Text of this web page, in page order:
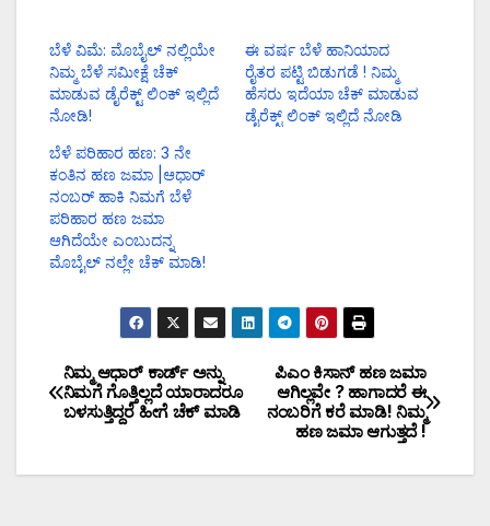
ಬೆಳೆ ವಿಮೆ: ಮೊಬೈಲ್ ನಲ್ಲಿಯೇ
ನಿಮ್ಮ ಬೆಳೆ ಸಮೀಕ್ಷೆ ಚೆಕ್
ಮಾಡುವ ಡೈರೆಕ್ಟ್ ಲಿಂಕ್ ಇಲ್ಲಿದೆ
ನೋಡಿ!
ಈ ವರ್ಷ ಬೆಳೆ ಹಾನಿಯಾದ
ರೈತರ ಪಟ್ಟಿ ಬಿಡುಗಡೆ ! ನಿಮ್ಮ
ಹೆಸರು ಇದೆಯಾ ಚೆಕ್ ಮಾಡುವ
ಡೈರೆಕ್ಟ್ ಲಿಂಕ್ ಇಲ್ಲಿದೆ ನೋಡಿ
ಬೆಳೆ ಪರಿಹಾರ ಹಣ: 3 ನೇ
ಕಂತಿನ ಹಣ ಜಮಾ |ಆಧಾರ್
ನಂಬರ್ ಹಾಕಿ ನಿಮಗೆ ಬೆಳೆ
ಪರಿಹಾರ ಹಣ ಜಮಾ
ಆಗಿದೆಯೇ ಎಂಬುದನ್ನ
ಮೊಬೈಲ್ ನಲ್ಲೇ ಚೆಕ್ ಮಾಡಿ!
ಪಿಎಂ ಕಿಸಾನ್ ಹಣ ಜಮಾ
ಆಗಿಲ್ಲವೇ ? ಹಾಗಾದರೆ ಈ
ನಂಬರಿಗೆ ಕರೆ ಮಾಡಿ! ನಿಮ್ಮ
ಹಣ ಜಮಾ ಆಗುತ್ತದೆ !
ನಿಮ್ಮ ಆಧಾರ್ ಕಾರ್ಡ್ ಅನ್ನು
ನಿಮಗೆ ಗೊತ್ತಿಲ್ಲದೆ ಯಾರಾದರೂ
ಬಳಸುತ್ತಿದ್ದರೆ ಹೀಗೆ ಚೆಕ್ ಮಾಡಿ